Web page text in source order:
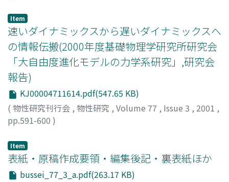
Item
速いダイナミックスから遅いダイナミックスへ
の情報伝搬(2000年度基礎物理学研究所研究会
「大自由度進化モデルの力学系研究」,研究会
報告)
KJ00004711614.pdf(547.65 KB)
( 物性研究刊行会 , 物性研究 , Volume 77 , Issue 3 , 2001 ,
pp.591-600 )
Item
表紙・原稿作成要領・編集後記・裏表紙ほか
bussei_77_3_a.pdf(263.17 KB)